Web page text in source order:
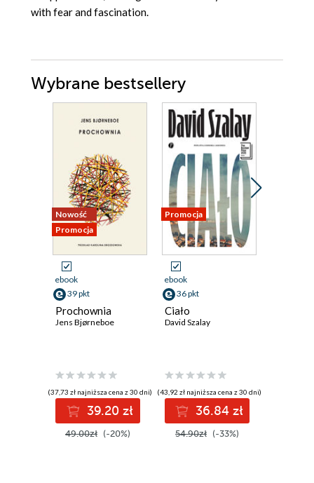
with fear and fascination.
Wybrane bestsellery
Nowość
Promocja
ebook
39 pkt
Prochownia
Jens Bjørneboe
(37,73 zł najniższa cena z 30 dni)
39.20 zł
49.00zł (-20%)
Promocja
ebook
36 pkt
Ciało
David Szalay
(43,92 zł najniższa cena z 30 dni)
36.84 zł
54.90zł (-33%)